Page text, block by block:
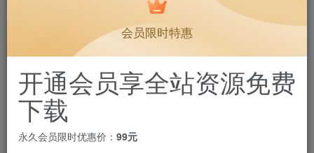
评论
会员限时特惠
开通会员享全站资源免费
下载
永久会员限时优惠价： 99元